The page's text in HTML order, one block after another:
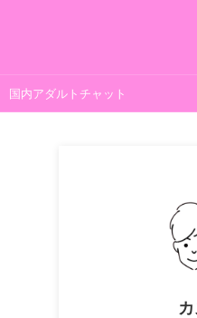
国内アダルトチャット